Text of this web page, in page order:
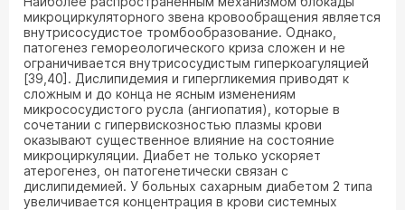
микроциркуляторного звена кровообращения является
внутрисосудистое тромбообразование. Однако,
патогенез гемореологического криза сложен и не
ограничивается внутрисосудистым гиперкоагуляцией
[39,40]. Дислипидемия и гипергликемия приводят к
сложным и до конца не ясным изменениям
микрососудистого русла (ангиопатия), которые в
сочетании с гипервискозностью плазмы крови
оказывают существенное влияние на состояние
микроциркуляции. Диабет не только ускоряет
атерогенез, он патогенетически связан с
дислипидемией. У больных сахарным диабетом 2 типа
увеличивается концентрация в крови системных